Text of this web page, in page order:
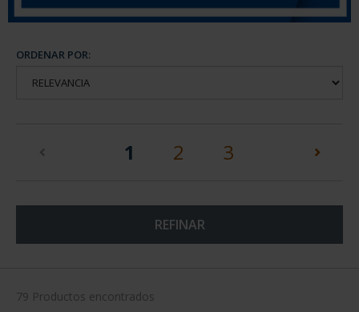
ORDENAR POR:
1 (current)
2 3
REFINAR
79 Productos encontrados